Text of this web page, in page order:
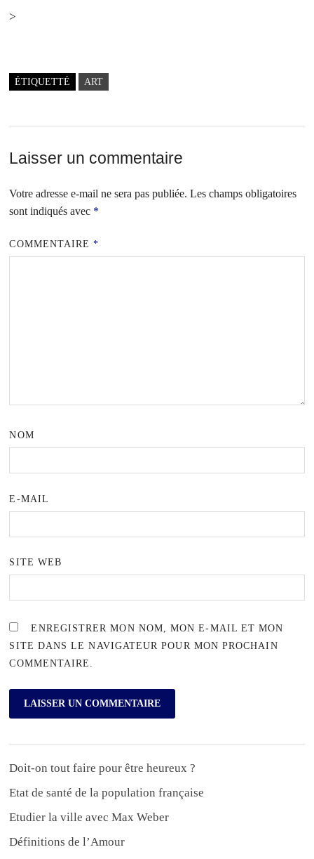
>
ÉTIQUETTÉ ART
Laisser un commentaire
Votre adresse e-mail ne sera pas publiée. Les champs obligatoires
sont indiqués avec *
COMMENTAIRE*
NOM
E-MAIL
SITE WEB
ENREGISTRER MON NOM, MON E-MAIL ET MON
SITE DANS LE NAVIGATEUR POUR MON PROCHAIN
COMMENTAIRE.
Doit-on tout faire pour être heureux ?
Etat de santé de la population française
Etudier la ville avec Max Weber
Définitions de l’Amour